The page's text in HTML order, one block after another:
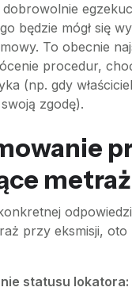
dobrowolnie
będzie mógł się
To obecnie
procedur,
(np. gdy
zgodę).
przy eksmisji,
statusu lokatora: